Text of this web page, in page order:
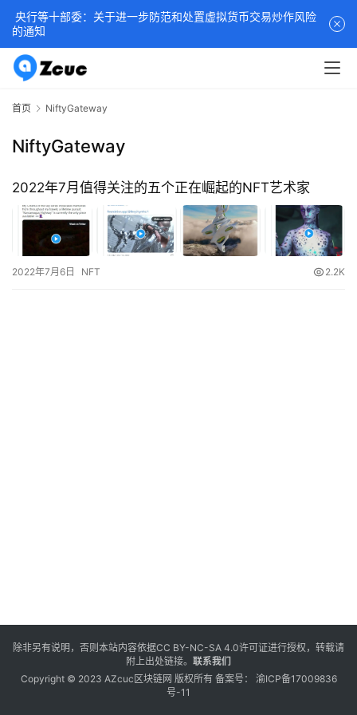
首页 NiftyGateway
NiftyGateway
2022年7月值得关注的五个正在崛起的NFT艺术家
2022年7月6日 NFT 2.2K
除非另有说明，否则本站内容依据CC BY-NC-SA 4.0许可证进行授权，转载请
附上出处链接。 联系我们
Copyright © 2023 AZcuc区块链网 版权所有 备案号： 渝ICP备17009836
号-11
央行等十部委：关于进一步防范和处置虚拟货币交易炒作风险
的通知